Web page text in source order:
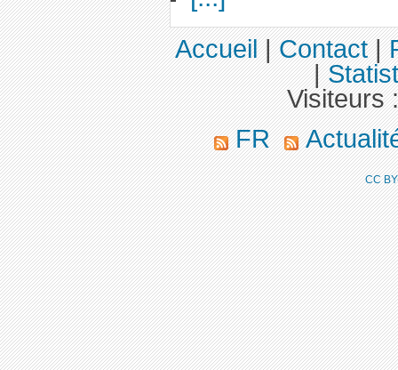
Accueil|Contact|
|
Visiteurs
FR
CC